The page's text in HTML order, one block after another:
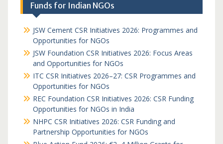
Funds for Indian NGOs
JSW Cement CSR Initiatives 2026: Programmes and
Opportunities for NGOs
JSW Foundation CSR Initiatives 2026: Focus Areas
and Opportunities for NGOs
ITC CSR Initiatives 2026–27: CSR Programmes and
Opportunities for NGOs
REC Foundation CSR Initiatives 2026: CSR Funding
Opportunities for NGOs in India
NHPC CSR Initiatives 2026: CSR Funding and
Partnership Opportunities for NGOs